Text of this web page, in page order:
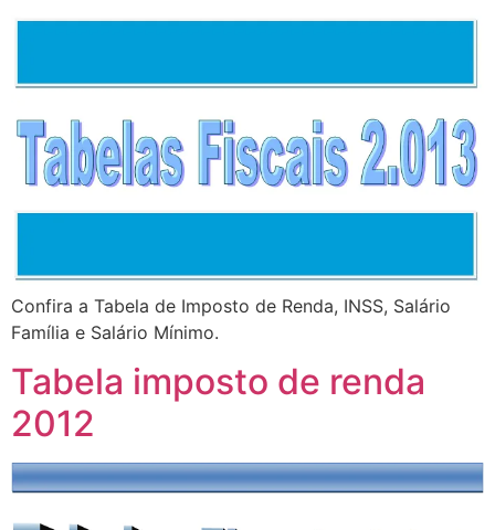
Confira a Tabela de Imposto de Renda, INSS, Salário
Família e Salário Mínimo.
Tabela imposto de renda
2012